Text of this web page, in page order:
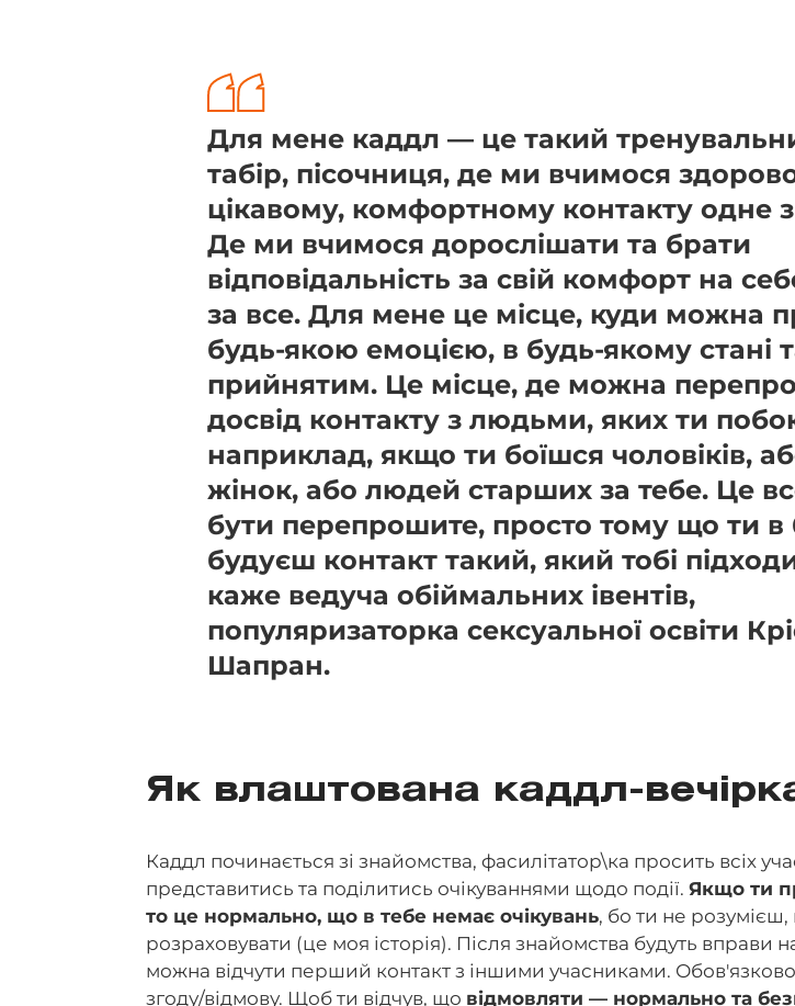
Для мене каддл — це такий
табір, пісочниця, де ми вчимося
цікавому, комфортному контакту одне
Де ми вчимося дорослішати та брати
відповідальність за свій комфорт на
за все. Для мене це місце, куди можна
будь-якою емоцією, в будь-якому стані
прийнятим. Це місце, де можна
досвід контакту з людьми, яких ти
наприклад, якщо ти боїшся чоловіків,
жінок, або людей старших за тебе. Це
бути перепрошите, просто тому що ти в
будуєш контакт такий, який тобі
каже ведуча обіймальних івентів,
популяризаторка сексуальної освіти
Шапран.
Як влаштована каддл-
Каддл починається зі знайомства, фасилітатор\ка просить всіх
представитись та поділитись очікуваннями щодо події.Якщо ти
то це нормально, що в тебе немає очікувань, бо ти не розумієш,
розраховувати (це моя історія). Після знайомства будуть вправи
можна відчути перший контакт з іншими учасниками.
згоду/відмову. Щоб ти відчув, що відмовляти — нормально та